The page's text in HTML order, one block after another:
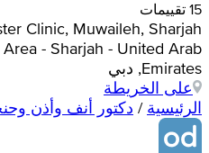
15 تقييمات
Clinic, Muwaileh, Sharjah
- Sharjah - United Arab
Emirates, دبي
على الخريطة
الرئيسية / دكتور أنف وأذن